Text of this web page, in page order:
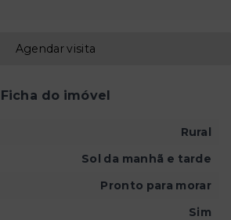
Agendar visita
Ficha do imóvel
Rural
Sol da manhã e tarde
Pronto para morar
Sim